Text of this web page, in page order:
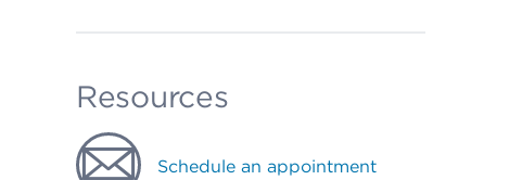
Resources
Schedule an appointment